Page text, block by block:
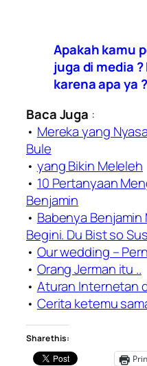
Apakah kamu
juga di media
karena apa ya ?
Baca Juga :
• Mereka yang
Bule
• yang Bikin Meleleh
• 10 Pertanyaan
Benjamin
• Babenya
Begini. Du Bist so
• Our wedding –
• Orang Jerman itu ..
• Aturan Internetan
• Cerita ketemu
Share this: